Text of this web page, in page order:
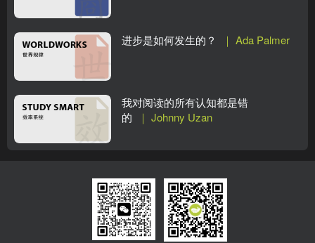
进步是如何发生的？ ｜ Ada Palmer
我对阅读的所有认知都是错
的 ｜ Johnny Uzan